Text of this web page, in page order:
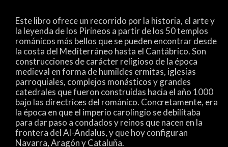
Este libro ofrece un recorrido por la historia, el arte y
la leyenda de los Pirineos a partir de los 50 templos
románicos más bellos que se pueden encontrar desde
la costa del Mediterráneo hasta el Cantábrico. Son
construcciones de carácter religioso de la época
medieval en forma de humildes ermitas, iglesias
parroquiales, complejos monásticos y grandes
catedrales que fueron construidas hacia el año 1000
bajo las directrices del románico. Concretamente, era
la época en que el imperio carolingio se debilitaba
para dar paso a condados y reinos que nacen en la
frontera del Al-Andalus, y que hoy configuran
Navarra, Aragón y Cataluña.